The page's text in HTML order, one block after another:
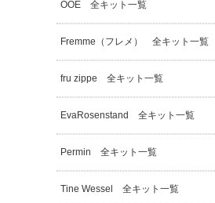
OOE 全キット一覧
Fremme（フレメ） 全キット一覧
fru zippe 全キット一覧
EvaRosenstand 全キット一覧
Permin 全キット一覧
Tine Wessel 全キット一覧